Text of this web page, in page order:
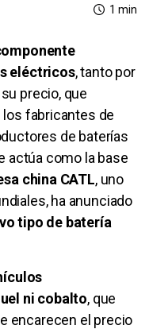
1 min
eléctricos, tanto por
precio, que
fabricantes de
de baterías
actúa como la base
china CATL, uno
ha anunciado
tipo de batería
ni cobalto, que
encarecen el precio